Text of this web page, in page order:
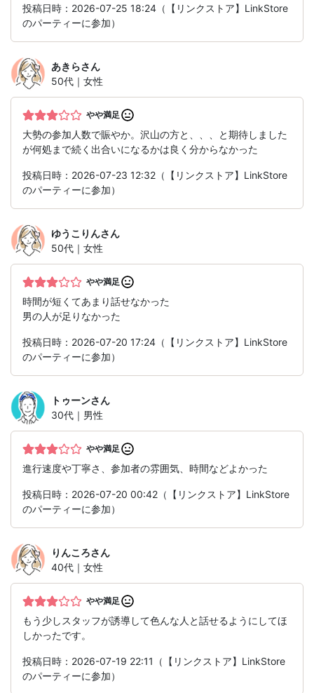
投稿日時：2026-07-25 18:24（【リンクストア】LinkStore
のパーティーに参加）
あきらさん
50代｜女性
やや満足
大勢の参加人数で賑やか。沢山の方と、、、と期待しました
が何処まで続く出合いになるかは良く分からなかった
投稿日時：2026-07-23 12:32（【リンクストア】LinkStore
のパーティーに参加）
ゆうこりんさん
50代｜女性
やや満足
時間が短くてあまり話せなかった
男の人が足りなかった
投稿日時：2026-07-20 17:24（【リンクストア】LinkStore
のパーティーに参加）
トゥーンさん
30代｜男性
やや満足
進行速度や丁寧さ、参加者の雰囲気、時間などよかった
投稿日時：2026-07-20 00:42（【リンクストア】LinkStore
のパーティーに参加）
りんころさん
40代｜女性
やや満足
もう少しスタッフが誘導して色んな人と話せるようにしてほ
しかったです。
投稿日時：2026-07-19 22:11（【リンクストア】LinkStore
のパーティーに参加）